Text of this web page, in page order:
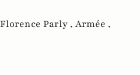
Florence Parly , Armée ,